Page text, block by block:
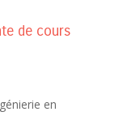
de cours
en